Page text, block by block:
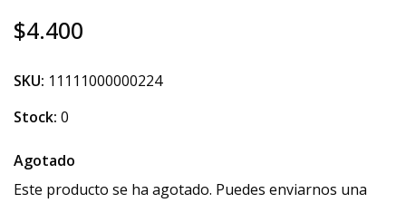
$4.400
SKU: 11111000000224
Stock: 0
Agotado
Este producto se ha agotado. Puedes enviarnos una